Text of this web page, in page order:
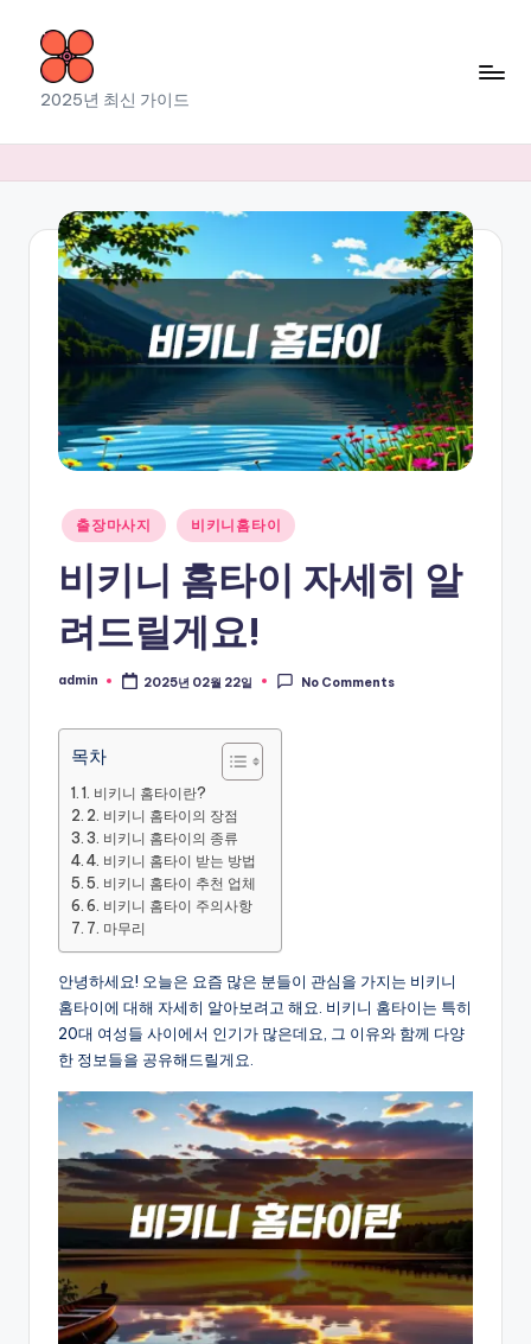
content
소
라
출
장
마
사
지
2025년 최신 가이드
Posted
in
출장마사지 비키니홈타이
비키니 홈타이 자세히 알
려드릴게요!
Posted
admin 2025년 02월 22일 No Comments
목차
1. 비키니 홈타이란?
2. 비키니 홈타이의 장점
3. 비키니 홈타이의 종류
4. 비키니 홈타이 받는 방법
5. 비키니 홈타이 추천 업체
6. 비키니 홈타이 주의사항
7. 마무리
안녕하세요! 오늘은 요즘 많은 분들이 관심을 가지는 비키니
홈타이에 대해 자세히 알아보려고 해요. 비키니 홈타이는 특히
20대 여성들 사이에서 인기가 많은데요, 그 이유와 함께 다양
한 정보들을 공유해드릴게요.